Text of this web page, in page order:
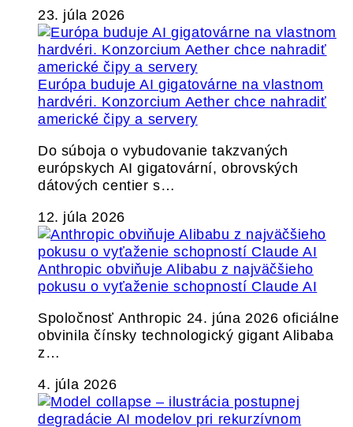
23. júla 2026
Európa buduje AI gigatovárne na vlastnom
hardvéri. Konzorcium Aether chce nahradiť
americké čipy a servery
Do súboja o vybudovanie takzvaných
európskych AI gigatovární, obrovských
dátových centier s…
12. júla 2026
Anthropic obviňuje Alibabu z najväčšieho
pokusu o vyťaženie schopností Claude AI
Spoločnosť Anthropic 24. júna 2026 oficiálne
obvinila čínsky technologický gigant Alibaba
z…
4. júla 2026